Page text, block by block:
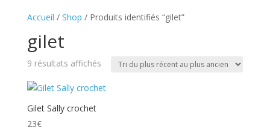
Accueil / Shop / Produits identifiés “gilet”
gilet
9 résultats affichésTrié
plus
Gilet Sally crochet
23€